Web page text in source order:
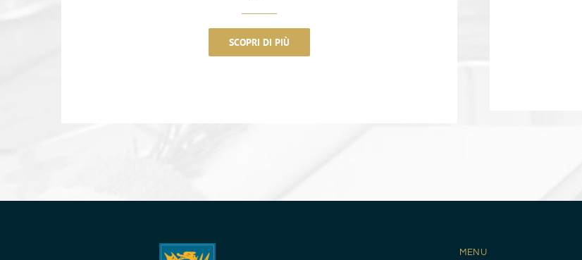
SCOPRI DI PIÙ
MENU